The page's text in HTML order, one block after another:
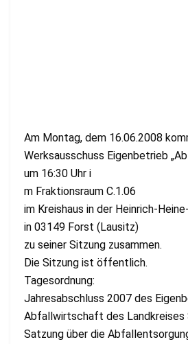
Am Montag, dem 16.06.2008
Werksausschuss Eigenbetrieb
um 16:30 Uhr i
m Fraktionsraum C.1.06
im Kreishaus in der Heinrich-
in 03149 Forst (Lausitz)
zu seiner Sitzung zusammen.
Die Sitzung ist öffentlich.
Tagesordnung:
Jahresabschluss 2007 des
Abfallwirtschaft des Landkreises
Satzung über die